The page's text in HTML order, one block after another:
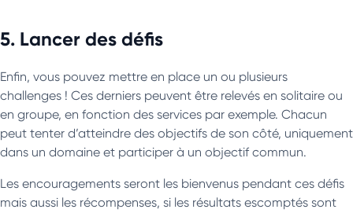
5. Lancer des défis
Enfin, vous pouvez mettre en place un ou plusieurs
challenges ! Ces derniers peuvent être relevés en solitaire ou
en groupe, en fonction des services par exemple. Chacun
peut tenter d’atteindre des objectifs de son côté, uniquement
dans un domaine et participer à un objectif commun.
Les encouragements seront les bienvenus pendant ces défis
mais aussi les récompenses, si les résultats escomptés sont